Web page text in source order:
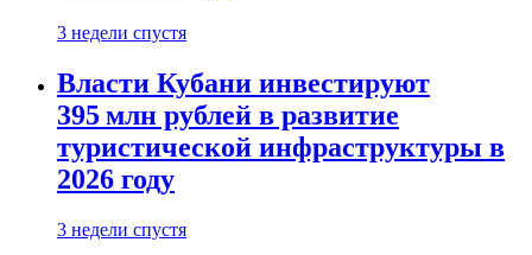
3 недели спустя
Власти Кубани инвестируют
395 млн рублей в развитие
туристической инфраструктуры в
2026 году
3 недели спустя